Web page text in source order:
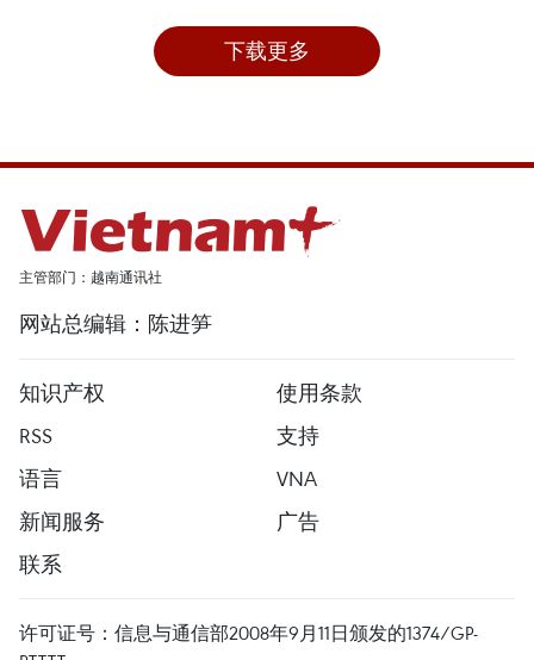
下载更多
主管部门：越南通讯社
网站总编辑：陈进笋
知识产权
使用条款
RSS
支持
语言
VNA
新闻服务
广告
联系
许可证号：信息与通信部2008年9月11日颁发的1374/GP-